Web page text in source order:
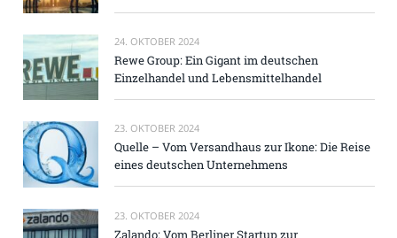
24. OKTOBER 2024
Rewe Group: Ein Gigant im deutschen
Einzelhandel und Lebensmittelhandel
23. OKTOBER 2024
Quelle – Vom Versandhaus zur Ikone: Die Reise
eines deutschen Unternehmens
23. OKTOBER 2024
Zalando: Vom Berliner Startup zur